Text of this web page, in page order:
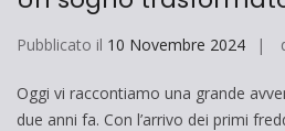
Pubblicato il 10 Novembre 2024
Oggi vi raccontiamo una grande
due anni fa. Con l’arrivo dei primi